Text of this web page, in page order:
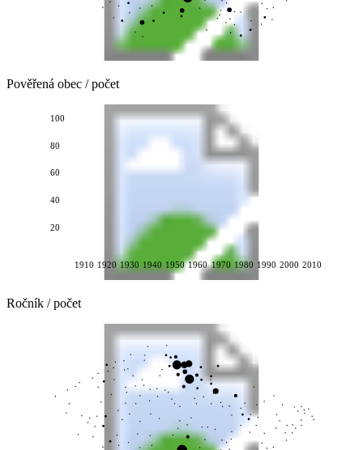
Pověřená obec / počet
1910 1920 1930 1940 1950 1960 1970 1980 1990 2000 2010
20
40
60
80
100
Ročník / počet